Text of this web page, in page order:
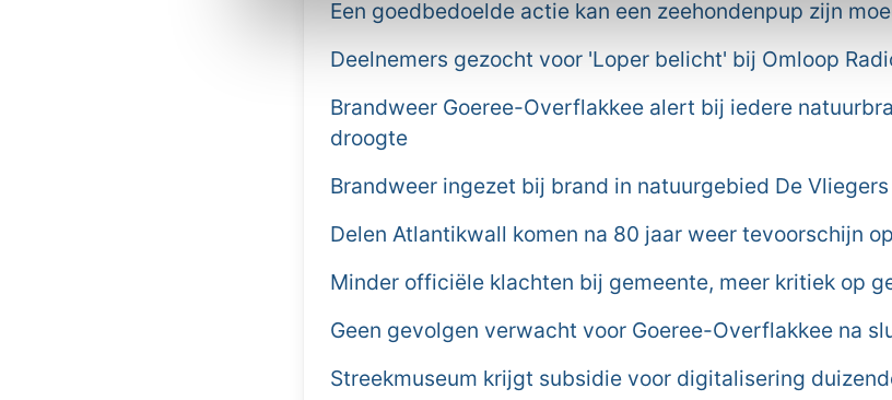
Een goedbedoelde actie kan een zeehondenpup zijn
Deelnemers gezocht voor 'Loper belicht' bij Omloop
Brandweer Goeree-Overflakkee alert bij iedere
droogte
Brandweer ingezet bij brand in natuurgebied De Vliegers
Delen Atlantikwall komen na 80 jaar weer tevoorschijn
Minder officiële klachten bij gemeente, meer kritiek op
Geen gevolgen verwacht voor Goeree-Overflakkee na
Streekmuseum krijgt subsidie voor digitalisering